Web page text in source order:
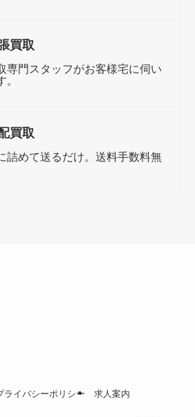
買取
専門スタッフがお客様宅に伺い
。
買取
詰めて送るだけ。送料手数料無
ライバシーポリシー 求人案内